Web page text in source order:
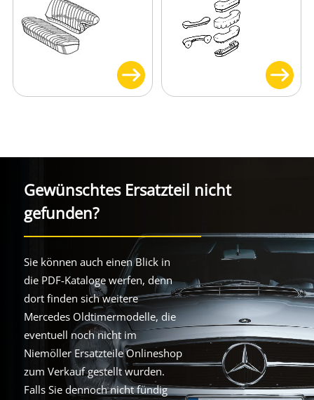
Gewünschtes Ersatzteil nicht
gefunden?
Sie können auch einen Blick in
die PDF-Kataloge werfen, denn
dort finden sich weitere
Mercedes Oldtimermodelle, die
eventuell noch nicht im
Niemöller Ersatzteile Onlineshop
zum Verkauf gestellt wurden.
Falls Sie dennoch nicht fündig